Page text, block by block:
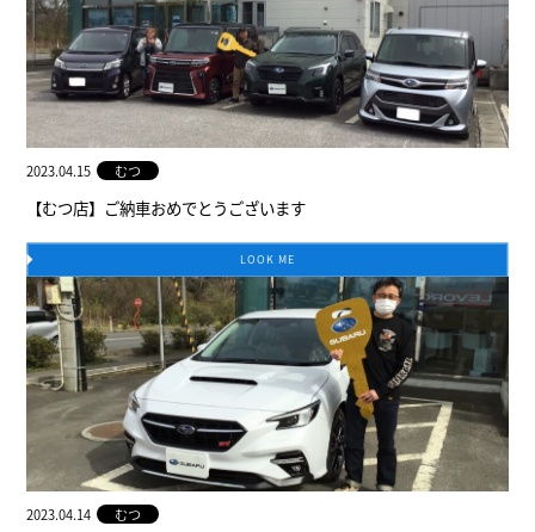
2023.04.15 むつ
【むつ店】ご納車おめでとうございます
LOOK ME
2023.04.14 むつ